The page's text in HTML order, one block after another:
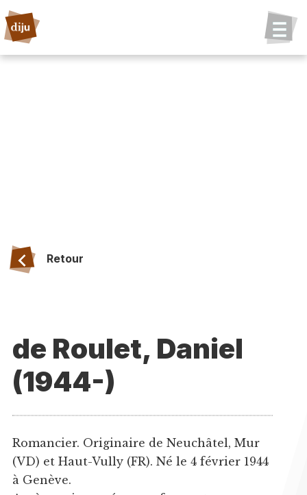
Retour
de Roulet, Daniel
(1944-)
Romancier. Originaire de Neuchâtel, Mur
(VD) et Haut-Vully (FR). Né le 4 février 1944
à Genève.